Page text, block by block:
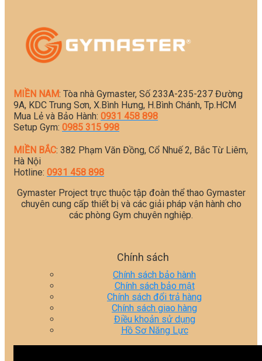
MIỀN NAM: Tòa nhà Gymaster, Số 233A-235-237 Đường
9A, KDC Trung Sơn, X.Bình Hưng, H.Bình Chánh, Tp.HCM
Mua Lẻ và Bảo Hành: 0931 458 898
Setup Gym: 0985 315 998
MIỀN BẮC: 382 Phạm Văn Đồng, Cổ Nhuế 2, Bắc Từ Liêm,
Hà Nội
Hotline: 0931 458 898
Gymaster Project trực thuộc tập đoàn thể thao Gymaster
chuyên cung cấp thiết bị và các giải pháp vận hành cho
các phòng Gym chuyên nghiệp.
Chính sách
Chính sách bảo hành
Chính sách bảo mật
Chính sách đổi trả hàng
Chính sách giao hàng
Điều khoản sử dụng
Hồ Sơ Năng Lực